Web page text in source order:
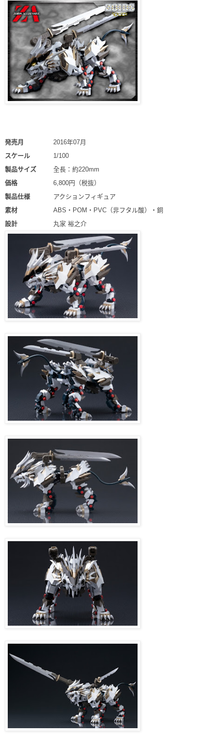
発売月
2016年07月
スケール
1/100
製品サイズ
全長：約220mm
価格
6,800円（税抜）
製品仕様
アクションフィギュア
素材
ABS・POM・PVC（非フタル酸）・銅
設計
丸家 裕之介